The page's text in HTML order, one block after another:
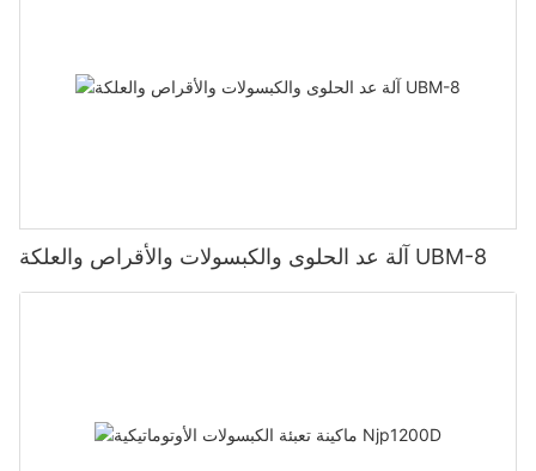
آلة عد الحلوى والكبسولات والأقراص والعلكة UBM-8